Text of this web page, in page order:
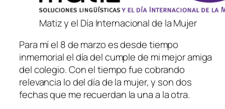
Matiz y el Día Internacional de la Mujer
Para mí el 8 de marzo es desde tiempo
inmemorial el día del cumple de mi mejor amiga
del colegio. Con el tiempo fue cobrando
relevancia lo del día de la mujer, y son dos
fechas que me recuerdan la una a la otra.